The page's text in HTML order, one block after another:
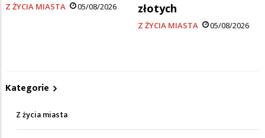
Z ŻYCIA MIASTA 05/08/2026
złotych
Z ŻYCIA MIASTA 05/08/2026
Kategorie
Z życia miasta